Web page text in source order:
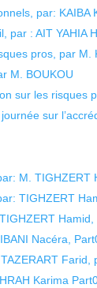
par: KAIBA
par : AIT YAHIA
pros, par M.
M. BOUKOU
sur les risques
sur
M. TIGHZERT
TIGHZERT
Hamid,
Nacéra,
Farid,
Karima